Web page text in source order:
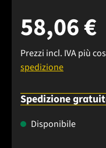
58,06 €
Prezzi incl. IVA più
spedizione
Spedizione
Disponibile